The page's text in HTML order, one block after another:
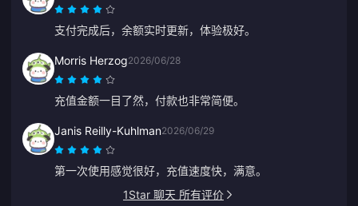
支付完成后，余额实时更新，体验极好。
Morris Herzog2026/06/28
充值金额一目了然，付款也非常简便。
Janis Reilly-Kuhlman2026/06/29
第一次使用感觉很好，充值速度快，满意。
1Star 聊天 所有评价